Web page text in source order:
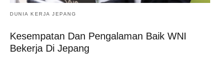
DUNIA KERJA JEPANG
Kesempatan Dan Pengalaman Baik WNI
Bekerja Di Jepang